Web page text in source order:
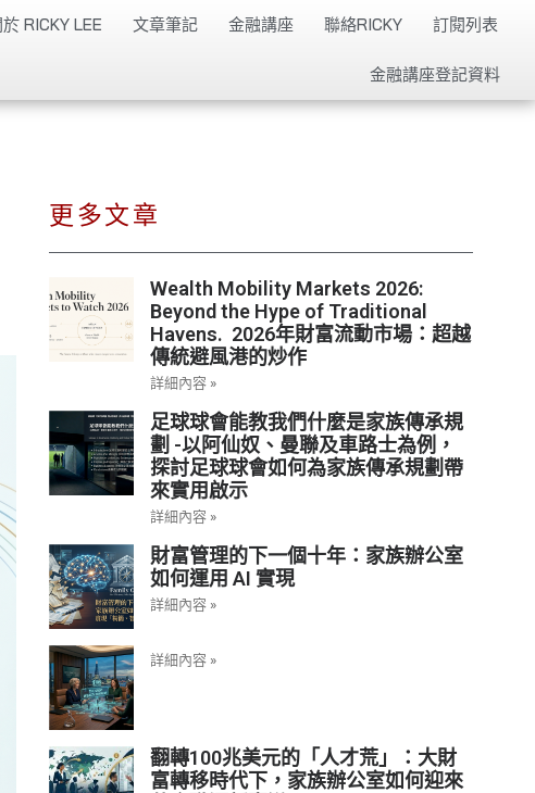
RICKY LEE 文章筆記 金融講座 聯絡RICKY 訂閱列表
金融講座登記資料
更多文章
Wealth Mobility Markets 2026:
Beyond the Hype of Traditional
Havens. 2026年財富流動市場：超越
傳統避風港的炒作
詳細內容 »
足球球會能教我們什麼是家族傳承規
劃 -以阿仙奴、曼聯及車路士為例，
探討足球球會如何為家族傳承規劃帶
來實用啟示
詳細內容 »
財富管理的下一個十年：家族辦公室
如何運用 AI 實現
詳細內容 »
詳細內容 »
翻轉100兆美元的「人才荒」：大財
富轉移時代下，家族辦公室如何迎來